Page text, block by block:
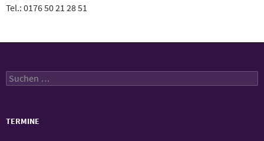
Tel.: 0176 50 21 28 51
Suchen
nach:
TERMINE